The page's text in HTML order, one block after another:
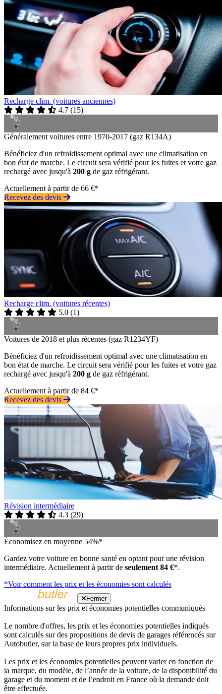
Recharge clim. (voitures anciennes)
4.7 (15)
Généralement voitures entre 1970-2017 (gaz R134A)
Bénéficiez d'un refroidissement optimal avec une climatisation en
bon état de marche. Le circuit sera vérifié pour les fuites et votre gaz
rechargé avec jusqu'à 200 g de gaz réfrigérant.
Actuellement à partir de 66 €*
Recevez des devis
Recharge clim. (voitures récentes)
5.0 (1)
Voitures de 2018 et plus récentes (gaz R1234YF)
Bénéficiez d'un refroidissement optimal avec une climatisation en
bon état de marche. Le circuit sera vérifié pour les fuites et votre gaz
rechargé avec jusqu'à 200 g de gaz réfrigérant.
Actuellement à partir de 84 €*
Recevez des devis
Révision intermédiaire
4.3 (29)
Économisez en moyenne 54%*
Gardez votre voiture en bonne santé en optant pour une révision
intermédiaire. Actuellement à partir de seulement 84 €*.
*Voir comment les prix et les économies sont calculés
Fermer
Informations sur les prix et économies potentielles communiqués
Le nombre d'offres, les prix et les économies potentielles indiqués
sont calculés sur des propositions de devis de garages référencés sur
Autobutler, sur la base de leurs propres prix individuels.
Les prix et les économies potentielles peuvent varier en fonction de
la marque, du modèle, de l’année de la voiture, de la disponibilité du
garage et du moment et de l’endroit en France où la demande doit
être effectuée.